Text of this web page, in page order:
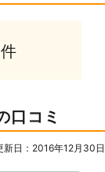
口コミ
新日：2016年12月30日